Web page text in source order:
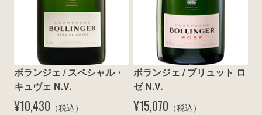
ボランジェ / スペシャル・
キュヴェ N.V.
¥10,430 （税込）
ボランジェ / ブリュット ロ
ゼ N.V.
¥15,070 （税込）